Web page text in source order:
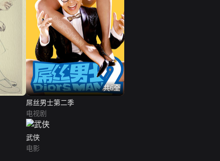
共6全
屌丝男士第二季
电视剧
武侠
电影